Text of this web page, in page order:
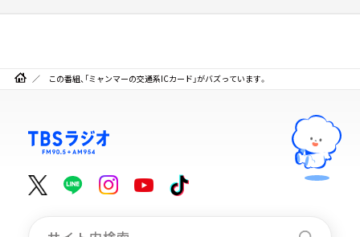
この番組、「ミャンマーの交通系ICカード」がバズっています。